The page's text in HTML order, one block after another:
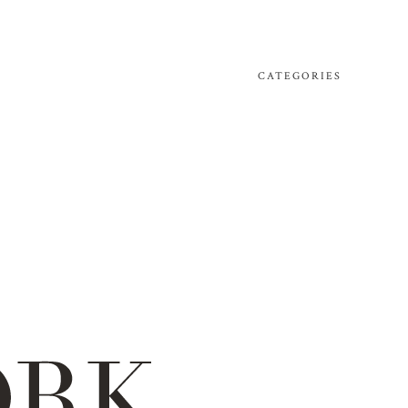
CATEGORIES